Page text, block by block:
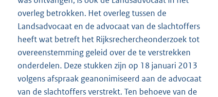
overleg betrokken. Het overleg tussen de
Landsadvocaat en de advocaat van de slachtoffers
heeft wat betreft het Rijksrechercheonderzoek tot
overeenstemming geleid over de te verstrekken
onderdelen. Deze stukken zijn op 18 januari 2013
volgens afspraak geanonimiseerd aan de advocaat
van de slachtoffers verstrekt. Ten behoeve van de